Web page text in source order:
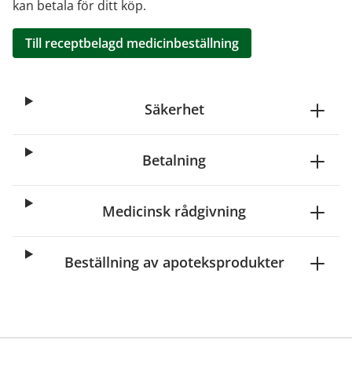
kan betala för ditt köp.
Till receptbelagd medicinbeställning
Säkerhet
Betalning
Medicinsk rådgivning
Beställning av apoteksprodukter